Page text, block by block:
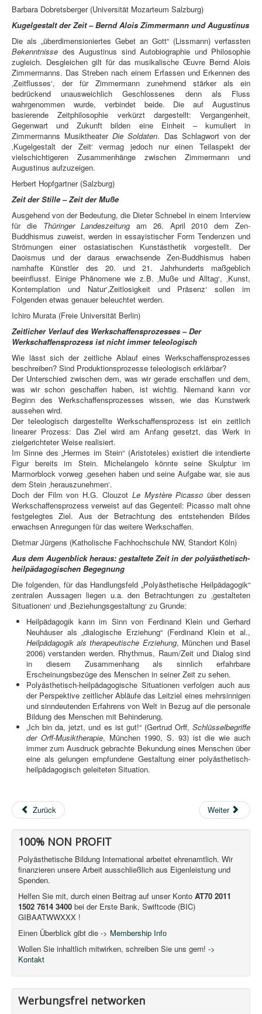
Barbara Dobretsberger (Universität Mozarteum Salzburg)
Kugelgestalt der Zeit – Bernd Alois Zimmermann und Augustinus
Die als „überdimensioniertes Gebet an Gott“ (Lissmann) verfassten
Bekenntnisse des Augustinus sind Autobiographie und Philosophie
zugleich. Desgleichen gilt für das musikalische Œuvre Bernd Alois
Zimmermanns. Das Streben nach einem Erfassen und Erkennen des
‚Zeitflusses‘, der für Zimmermann zunehmend stärker als ein
bedrückend unausweichlich Geschlossenes denn als Fluss
wahrgenommen wurde, verbindet beide. Die auf Augustinus
basierende Zeitphilosophie verkürzt dargestellt: Vergangenheit,
Gegenwart und Zukunft bilden eine Einheit – kumuliert in
Zimmermanns MusiktheaterDie Soldaten. Das Schlagwort von der
‚Kugelgestalt der Zeit‘ vermag jedoch nur einen Teilaspekt der
vielschichtigeren Zusammenhänge zwischen Zimmermann und
Augustinus aufzuzeigen.
Herbert Hopfgartner (Salzburg)
Zeit der Stille – Zeit der Muße
Ausgehend von der Bedeutung, die Dieter Schnebel in einem Interview
für die Thüringer Landeszeitungam 26. April 2010 dem Zen-
Buddhismus zuweist, werden in essayistischer Form Tendenzen und
Strömungen einer ostasiatischen Kunstästhetik vorgestellt. Der
Daoismus und der daraus erwachsende Zen-Buddhismus haben
namhafte Künstler des 20. und 21. Jahrhunderts maßgeblich
beeinflusst. Einige Phänomene wie z.B. ‚Muße und Alltag‘, ‚Kunst,
Kontemplation und Natur‘‚Zeitlosigkeit und Präsenz‘ sollen im
Folgenden etwas genauer beleuchtet werden.
Ichiro Murata (Freie Universität Berlin)
Zeitlicher Verlauf des Werkschaffensprozesses – Der
Werkschaffensprozess ist nicht immer teleologisch
Wie lässt sich der zeitliche Ablauf eines Werkschaffensprozesses
beschreiben? Sind Produktionsprozesse teleologisch erklärbar?
Der Unterschied zwischen dem, was wir gerade erschaffen und dem,
was wir schon geschaffen haben, ist wichtig. Niemand kann vor
Beginn des Werkschaffensprozesses wissen, wie das Kunstwerk
aussehen wird.
Der teleologisch dargestellte Werkschaffensprozess ist ein zeitlich
linearer Prozess: Das Ziel wird am Anfang gesetzt, das Werk in
zielgerichteter Weise realisiert.
Im Sinne des „Hermes im Stein“ (Aristoteles) existiert die intendierte
Figur bereits im Stein. Michelangelo könnte seine Skulptur im
Marmorblock vorweg ‚gesehen haben und seine Aufgabe war, sie aus
dem Stein ‚herauszunehmen‘.
Doch der Film von H.G. Clouzot Le Mystère Picasso über dessen
Werkschaffensprozess verweist auf das Gegenteil: Picasso malt ohne
festgelegtes Ziel. Aus der Betrachtung des entstehenden Bildes
erwachsen Anregungen für das weitere Werkschaffen.
Dietmar Jürgens (Katholische Fachhochschule NW, Standort Köln)
Aus dem Augenblick heraus: gestaltete Zeit in der polyästhetisch-
heilpädagogischen Begegnung
Die folgenden, für das Handlungsfeld „Polyästhetische Heilpädagogik“
zentralen Aussagen liegen u.a. den Betrachtungen zu ‚gestalteten
Situationen‘ und ‚Beziehungsgestaltung‘ zu Grunde:
Heilpädagogik kann im Sinn von Ferdinand Klein und Gerhard
Neuhäuser als „dialogische Erziehung“ (Ferdinand Klein et al.,
Heilpädagogik als therapeutische Erziehung, München und Basel
2006) verstanden werden. Rhythmus, Raum/Zeit und Dialog sind
in diesem Zusammenhang als sinnlich erfahrbare
Erscheinungsbezüge des Menschen in seiner Zeit zu sehen.
Polyästhetisch-heilpädagogische Situationen verfolgen auch aus
der Perspektive zeitlicher Abläufe das Leitziel eines mehrsinnigen
und sinndeutenden Erfahrens von Welt in Bezug auf die personale
Bildung des Menschen mit Behinderung.
„Ich bin da, jetzt, und es ist gut!“ (Gertrud Orff, Schlüsselbegriffe
der Orff-Musiktherapie, München 1990, S. 93) ist die wie auch
immer zum Ausdruck gebrachte Bekundung eines Menschen über
eine als gelungen empfundene Gestaltung einer polyästhetisch-
heilpädagogisch geleiteten Situation.
Zurück Weiter
100% NON PROFIT
Polyästhetische Bildung International arbeitet ehrenamtlich. Wir
finanzieren unsere Arbeit ausschließlich aus Eigenleistung und
Spenden.
Helfen Sie mit, durch einen Beitrag auf unser Konto AT70 2011
1502 7614 3400 bei der Erste Bank, Swiftcode (BIC)
GIBAATWWXXX !
Einen Überblick gibt die -> Membership Info
Wollen Sie inhaltlich mitwirken, schreiben Sie uns gern! ->
Kontakt
Werbungsfrei networken